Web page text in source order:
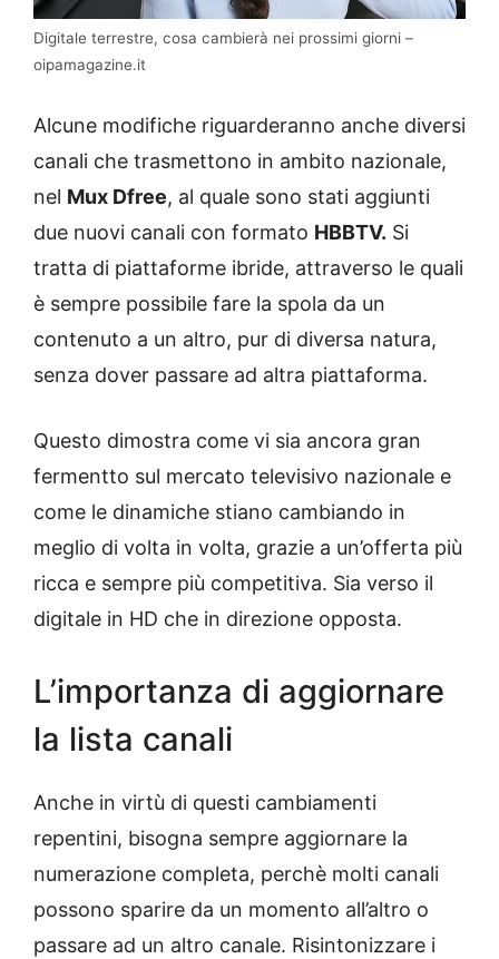
Digitale terrestre, cosa cambierà nei prossimi giorni –
oipamagazine.it
Alcune modifiche riguarderanno anche diversi
canali che trasmettono in ambito nazionale,
nel Mux Dfree, al quale sono stati aggiunti
due nuovi canali con formato HBBTV. Si
tratta di piattaforme ibride, attraverso le quali
è sempre possibile fare la spola da un
contenuto a un altro, pur di diversa natura,
senza dover passare ad altra piattaforma.
Questo dimostra come vi sia ancora gran
fermentto sul mercato televisivo nazionale e
come le dinamiche stiano cambiando in
meglio di volta in volta, grazie a un’offerta più
ricca e sempre più competitiva. Sia verso il
digitale in HD che in direzione opposta.
L’importanza di aggiornare
la lista canali
Anche in virtù di questi cambiamenti
repentini, bisogna sempre aggiornare la
numerazione completa, perchè molti canali
possono sparire da un momento all’altro o
passare ad un altro canale. Risintonizzare i